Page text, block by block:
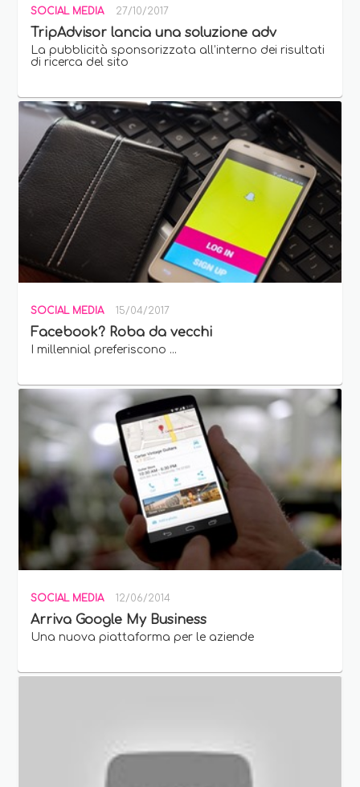
SOCIAL MEDIA 27/10/2017
TripAdvisor lancia una soluzione adv
La pubblicità sponsorizzata all’interno dei risultati
di ricerca del sito
SOCIAL MEDIA 15/04/2017
Facebook? Roba da vecchi
I millennial preferiscono ...
SOCIAL MEDIA 12/06/2014
Arriva Google My Business
Una nuova piattaforma per le aziende